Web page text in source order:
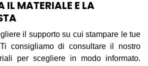
IL MATERIALE E LA
il supporto su cui stampare le tue
consigliamo di consultare il nostro
per scegliere in modo informato.